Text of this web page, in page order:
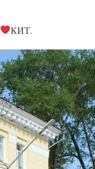
КИТ.